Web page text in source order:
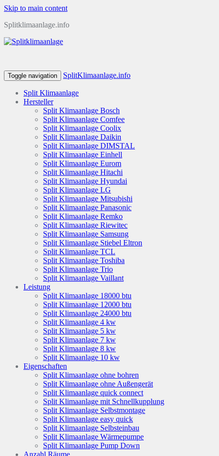
Skip to main content
Splitklimaanlage.info
Toggle navigation SplitKlimaanlage.info
Split Klimaanlage
Hersteller
Split Klimaanlage Bosch
Split Klimaanlage Comfee
Split Klimaanlage Coolix
Split Klimaanlage Daikin
Split Klimaanlage DIMSTAL
Split Klimaanlage Einhell
Split Klimaanlage Eurom
Split Klimaanlage Hitachi
Split Klimaanlage Hyundai
Split Klimaanlage LG
Split Klimaanlage Mitsubishi
Split Klimaanlage Panasonic
Split Klimaanlage Remko
Split Klimaanlage Riewitec
Split Klimaanlage Samsung
Split Klimaanlage Stiebel Eltron
Split Klimaanlage TCL
Split Klimaanlage Toshiba
Split Klimaanlage Trio
Split Klimaanlage Vaillant
Leistung
Split Klimaanlage 18000 btu
Split Klimaanlage 12000 btu
Split Klimaanlage 24000 btu
Split Klimaanlage 4 kw
Split Klimaanlage 5 kw
Split Klimaanlage 7 kw
Split Klimaanlage 8 kw
Split Klimaanlage 10 kw
Eigenschaften
Split Klimaanlage ohne bohren
Split Klimaanlage ohne Außengerät
Split Klimaanlage quick connect
Split Klimaanlage mit Schnellkupplung
Split Klimaanlage Selbstmontage
Split Klimaanlage easy quick
Split Klimaanlage Selbsteinbau
Split Klimaanlage Wärmepumpe
Split Klimaanlage Pump Down
Anzahl Räume